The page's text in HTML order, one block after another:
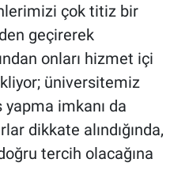
çok titiz bir
geçirerek
onları hizmet içi
üniversitemiz
yapma imkanı da
dikkate alındığında,
tercih olacağına